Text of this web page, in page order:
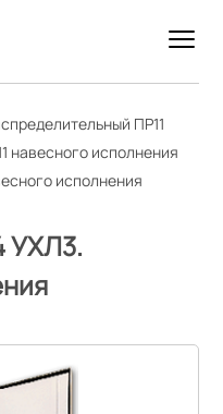
ПР11
навесного исполнения
исполнения
УХЛ3.